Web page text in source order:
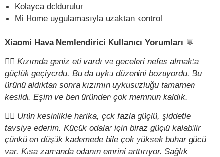
Kolayca doldurulur
Mi Home uygulamasıyla uzaktan kontrol
Xiaomi Hava Nemlendirici Kullanıcı Yorumları 💬
✍🏻 Kızımda geniz eti vardı ve geceleri nefes almakta
güçlük geçiyordu. Bu da uyku düzenini bozuyordu. Bu
ürünü aldıktan sonra kızımın uykusuzluğu tamamen
kesildi. Eşim ve ben üründen çok memnun kaldık.
✍🏻 Ürün kesinlikle harika, çok fazla güçlü, şiddetle
tavsiye ederim. Küçük odalar için biraz güçlü kalabilir
çünkü en düşük kademede bile çok yüksek buhar gücü
var. Kısa zamanda odanın emrini arttırıyor. Sağlık